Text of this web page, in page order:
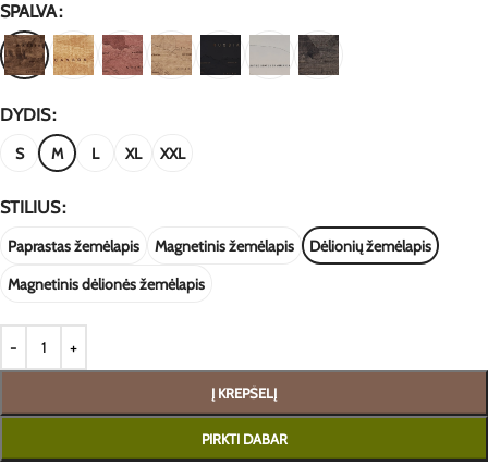
SPALVA
DYDIS
S M L XL XXL
STILIUS
Paprastas žemėlapis Magnetinis žemėlapis
Dėlionių žemėlapis
Magnetinis dėlionės žemėlapis
Į KREPŠELĮ
PIRKTI DABAR